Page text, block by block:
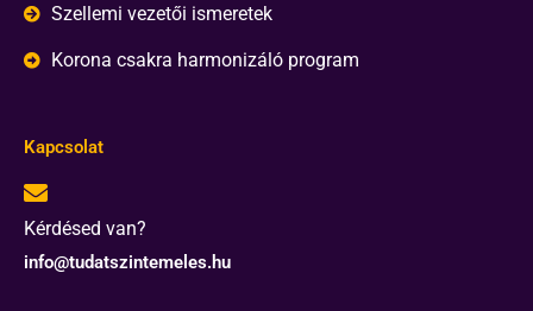
Szellemi vezetői ismeretek
Korona csakra harmonizáló program
Kapcsolat
Kérdésed van?
info@tudatszintemeles.hu